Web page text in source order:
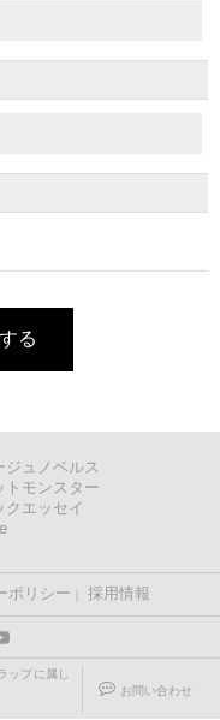
る
ジュノベルス
トモンスター
クエッセイ
ポリシー 採用情報
ップに属し
お問い合わせ